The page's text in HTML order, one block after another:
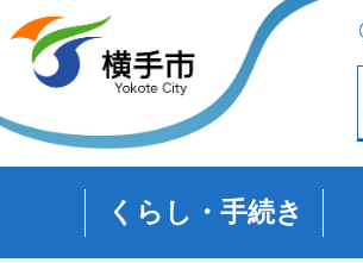
くらし・手続き